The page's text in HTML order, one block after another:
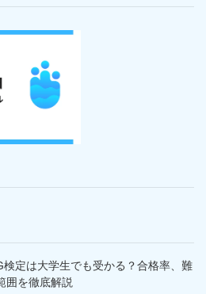
検定は大学生でも受かる？合格率、難
囲を徹底解説